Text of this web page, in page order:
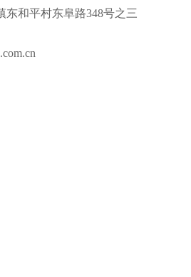
东和平村东阜路348号之三